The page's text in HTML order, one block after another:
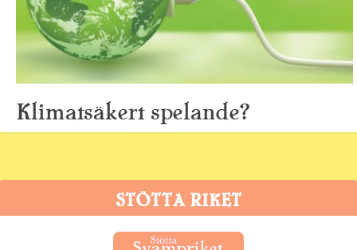
Klimatsäkert spelande?
STÖTTA RIKET